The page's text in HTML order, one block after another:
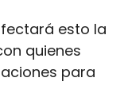
esto la
quienes
para